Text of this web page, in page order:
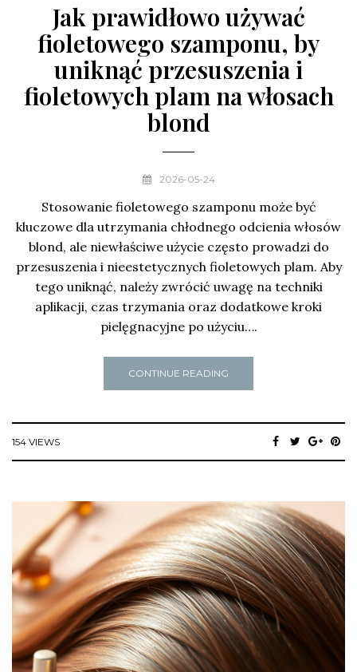
Jak prawidłowo używać
fioletowego szamponu, by
uniknąć przesuszenia i
fioletowych plam na włosach
blond
2026-05-24
Stosowanie fioletowego szamponu może być
kluczowe dla utrzymania chłodnego odcienia włosów
blond, ale niewłaściwe użycie często prowadzi do
przesuszenia i nieestetycznych fioletowych plam. Aby
tego uniknąć, należy zwrócić uwagę na techniki
aplikacji, czas trzymania oraz dodatkowe kroki
pielęgnacyjne po użyciu….
CONTINUE READING
154 VIEWS